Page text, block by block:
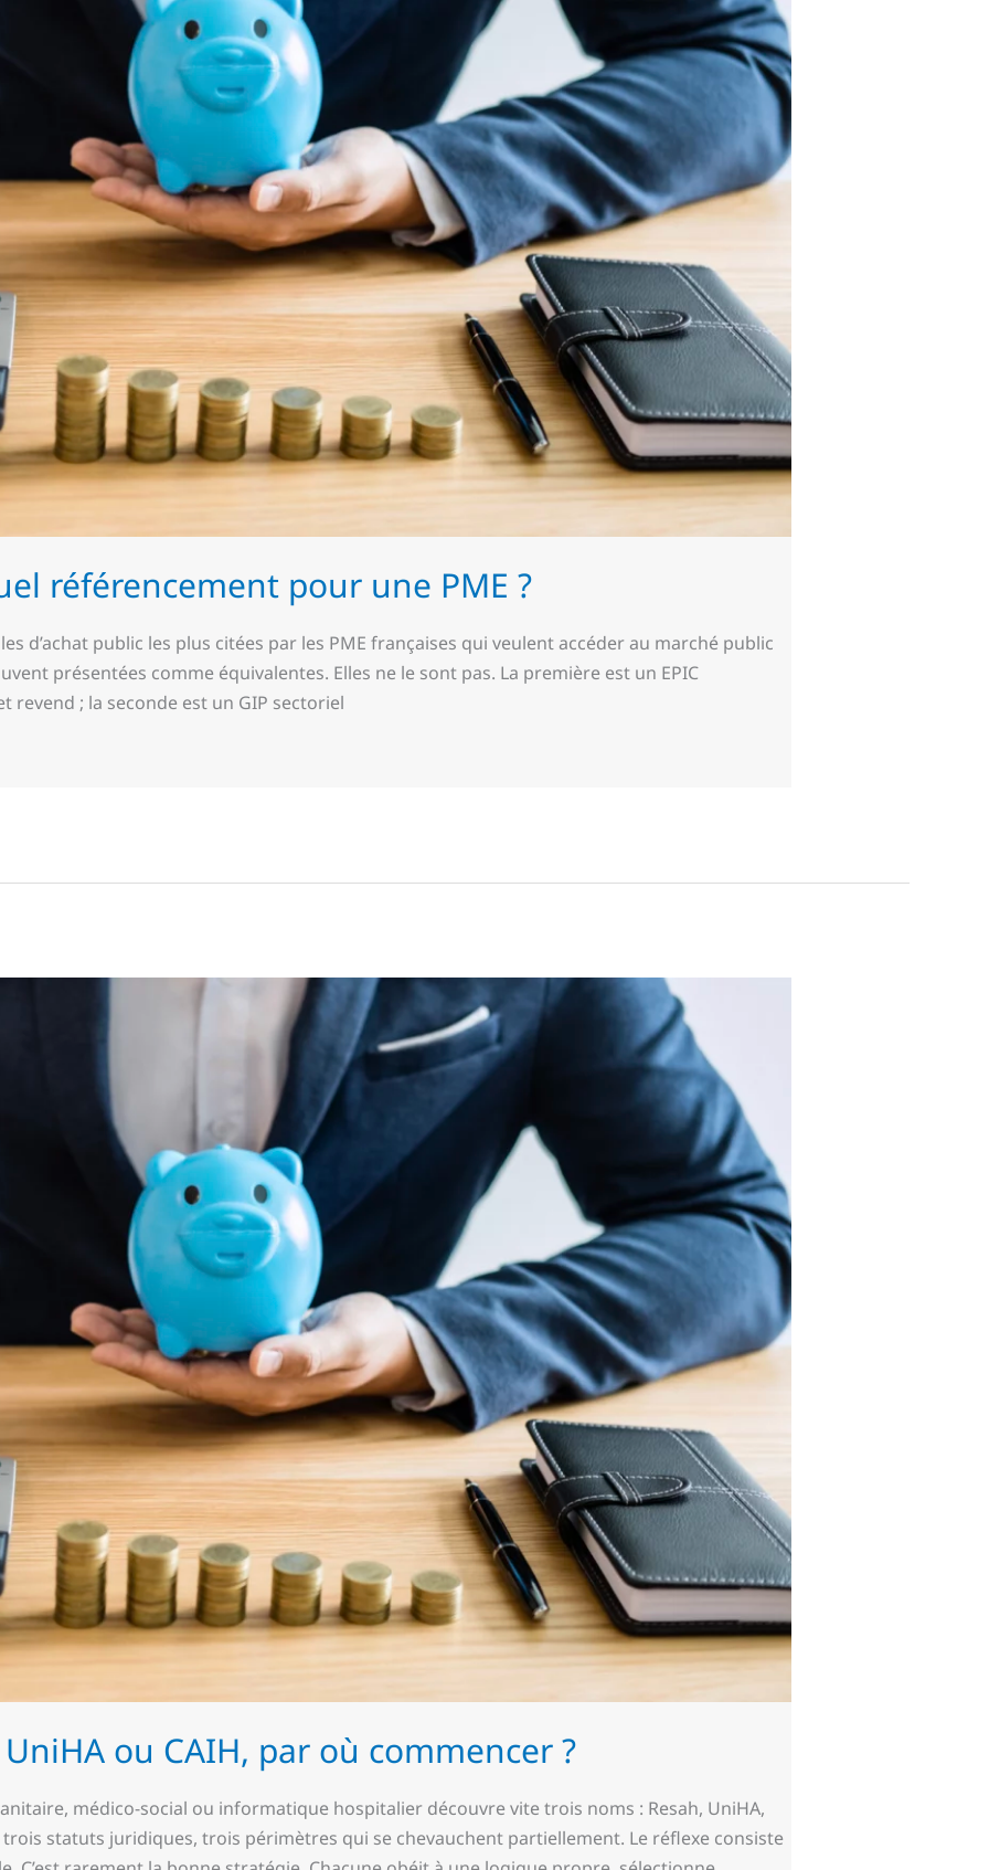
référencement pour une PME ?
d’achat public les plus citées par les PME françaises qui veulent accéder au marché public
présentées comme équivalentes. Elles ne le sont pas. La première est un EPIC
revend ; la seconde est un GIP sectoriel
ou CAIH, par où commencer ?
médico-social ou informatique hospitalier découvre vite trois noms : Resah, UniHA,
trois statuts juridiques, trois périmètres qui se chevauchent partiellement. Le réflexe consiste